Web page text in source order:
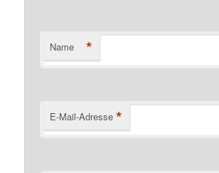
Name *
E-Mail-Adresse *